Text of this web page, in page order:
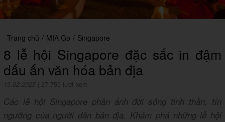
Trang chủ / MIA Go / Singapore
8 lễ hội Singapore đặc sắc in đậm
dấu ấn văn hóa bản địa
13.02.2025 27,750 lượt xem
Các lễ hội Singapore phản ánh đời sống tinh thần, tín
ngưỡng của người dân bản địa. Khám phá những lễ hội